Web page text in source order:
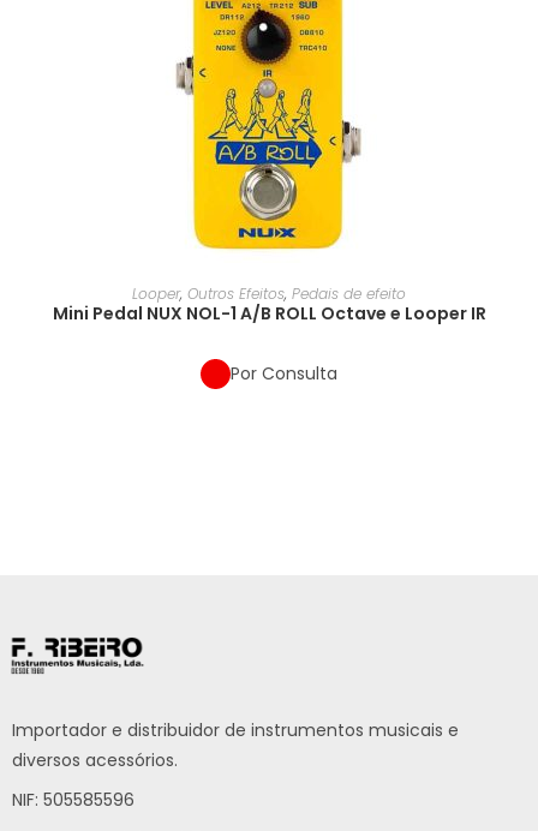
Looper, Outros Efeitos, Pedais de efeito
Mini Pedal NUX NOL-1 A/B ROLL Octave e Looper IR
Por Consulta
Importador e distribuidor de instrumentos musicais e
diversos acessórios.
NIF: 505585596